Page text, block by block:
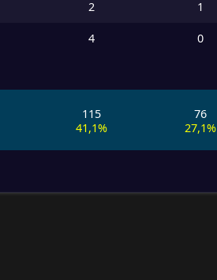
2 1
4 0
115
41,1%
76
27,1%